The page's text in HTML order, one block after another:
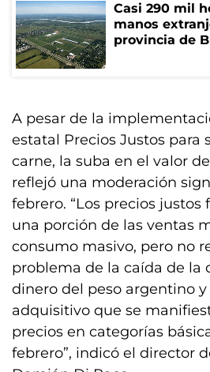
Casi 290 mil
manos
provincia de
A pesar de la
estatal Precios Justos para
carne, la suba en el valor
reflejó una moderación
febrero. “Los precios
una porción de las ventas
consumo masivo, pero no
problema de la caída de la
dinero del peso argentino
adquisitivo que se
precios en categorías
febrero”, indicó el director